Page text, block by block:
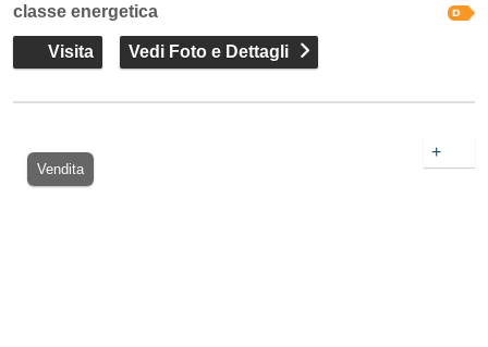
classe energetica
Visita Vedi Foto e Dettagli
Vendita
+